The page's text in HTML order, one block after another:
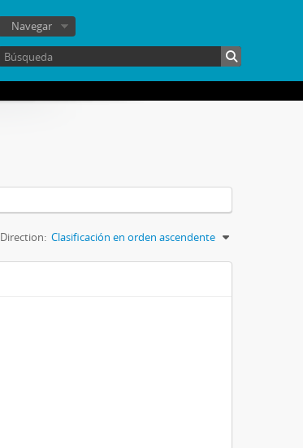
Navegar
Direction: Clasificación en orden ascendente